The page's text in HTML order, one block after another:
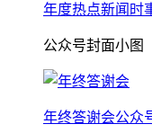
年度热点新闻时
公众号封面小图
年终答谢会公众